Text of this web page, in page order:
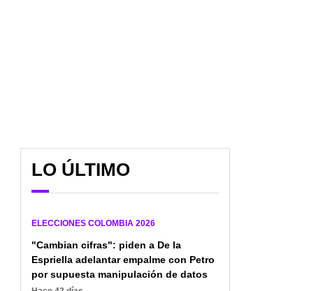
LO ÚLTIMO
ELECCIONES COLOMBIA 2026
"Cambian cifras": piden a De la
Espriella adelantar empalme con Petro
por supuesta manipulación de datos